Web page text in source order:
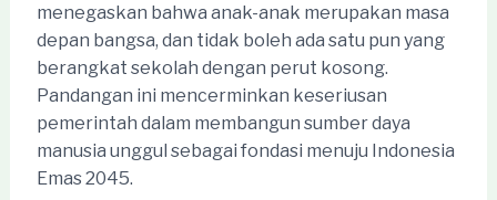
menegaskan bahwa anak-anak merupakan masa
depan bangsa, dan tidak boleh ada satu pun yang
berangkat sekolah dengan perut kosong.
Pandangan ini mencerminkan keseriusan
pemerintah dalam membangun sumber daya
manusia unggul sebagai fondasi menuju Indonesia
Emas 2045.